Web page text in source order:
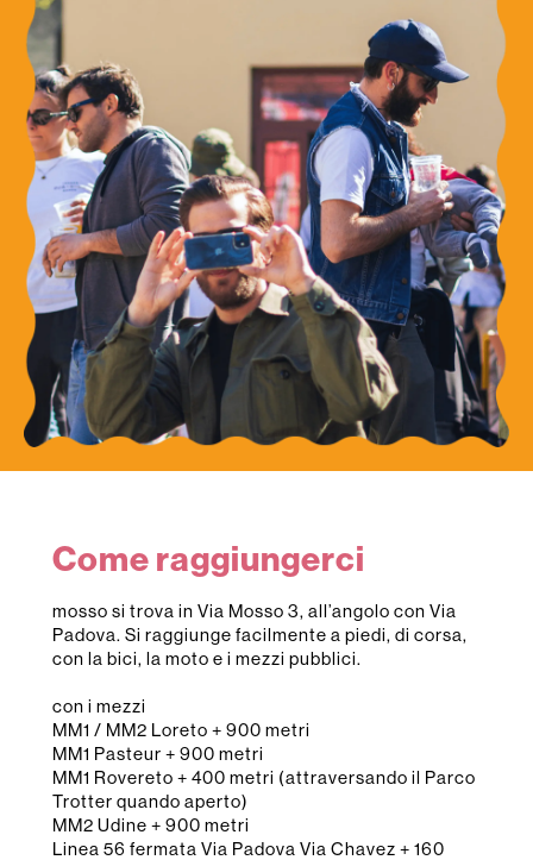
Come raggiungerci
mosso si trova in Via Mosso 3, all’angolo con Via
Padova. Si raggiunge facilmente a piedi, di corsa,
con la bici, la moto e i mezzi pubblici.
con i mezzi
MM1 / MM2 Loreto + 900 metri
MM1 Pasteur + 900 metri
MM1 Rovereto + 400 metri (attraversando il Parco
Trotter quando aperto)
MM2 Udine + 900 metri
Linea 56 fermata Via Padova Via Chavez + 160